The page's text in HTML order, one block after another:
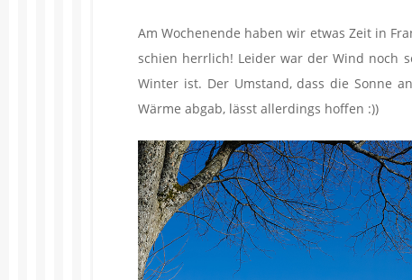
Am Wochenende haben wir etwas Zeit in
schien herrlich! Leider war der Wind noch
Winter ist. Der Umstand, dass die Sonne
Wärme abgab, lässt allerdings hoffen :))